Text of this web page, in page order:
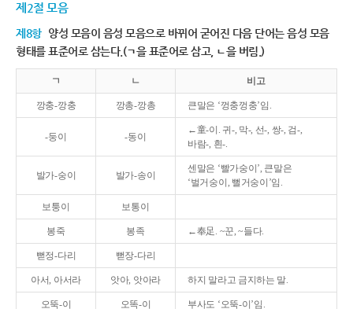
제2절 모음
제8항 양성 모음이 음성 모음으로 바뀌어 굳어진 다음 단어는 음성 모음
형태를 표준어로 삼는다.(ㄱ을 표준어로 삼고, ㄴ을 버림.)
ㄱ ㄴ 비고
깡충-깡충 깡총-깡총 큰말은 ‘껑충껑충’임.
-둥이 -동이
←童-이. 귀-, 막-, 선-, 쌍-, 검-,
바람-, 흰-.
발가-숭이 발가-송이
센말은 ‘빨가숭이’, 큰말은
‘벌거숭이, 뻘거숭이’임.
보퉁이 보통이
봉죽 봉족 ←奉足. ~꾼, ~들다.
뻗정-다리 뻗장-다리
아서, 아서라 앗아, 앗아라 하지 말라고 금지하는 말.
오뚝-이 오똑-이 부사도 ‘오뚝-이’임.